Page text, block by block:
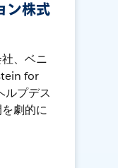
ン株式
、ベニ
for
ルプデス
劇的に